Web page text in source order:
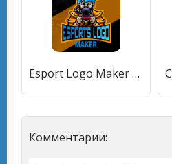
Esport Logo Maker - Games Logo
Комментарии: